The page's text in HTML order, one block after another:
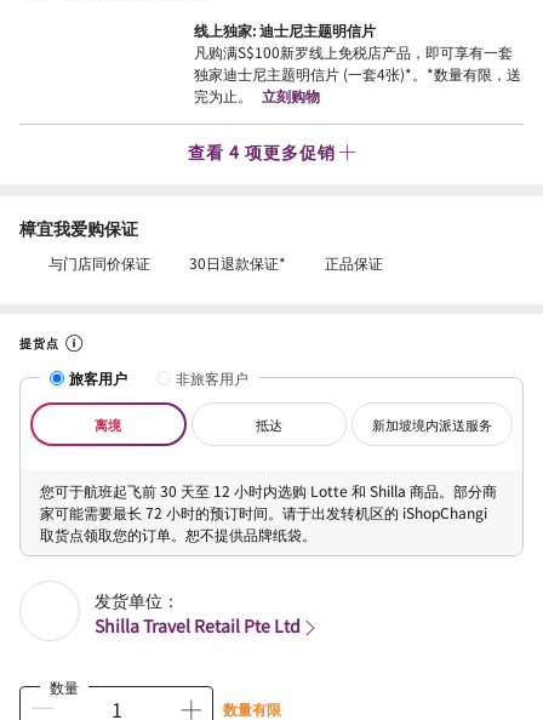
线上独家: 迪士尼主题明信片
凡购满S$100新罗线上免税店产品，即可享有一套
独家迪士尼主题明信片 (一套4张)*。*数量有限，送
完为止。
立刻购物
查看 4 项更多促销
樟宜我爱购保证
与门店同价保证 30日退款保证* 正品保证
提货点
旅客用户 非旅客用户
离境 抵达 新加坡境内派送服务
您可于航班起飞前 30 天至 12 小时内选购 Lotte 和 Shilla 商品。部分商
家可能需要最长 72 小时的预订时间。请于出发转机区的 iShopChangi
取货点领取您的订单。恕不提供品牌纸袋。
发货单位：
Shilla Travel Retail Pte Ltd
数量
数量有限